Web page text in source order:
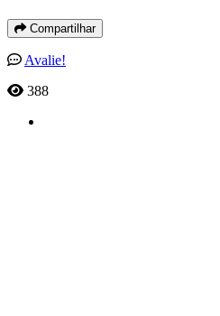
Compartilhar
Avalie!
388